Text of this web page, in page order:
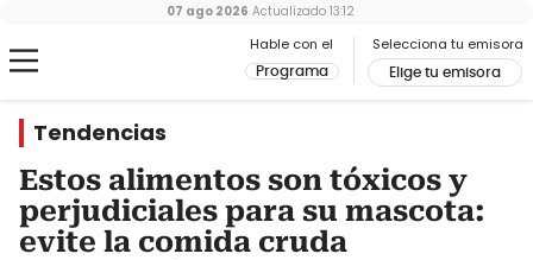
Hable con el
Programa
Selecciona tu emisora
Elige tu emisora
07 ago 2026 Actualizado 13:12
Tendencias
Estos alimentos son tóxicos y
perjudiciales para su mascota:
evite la comida cruda